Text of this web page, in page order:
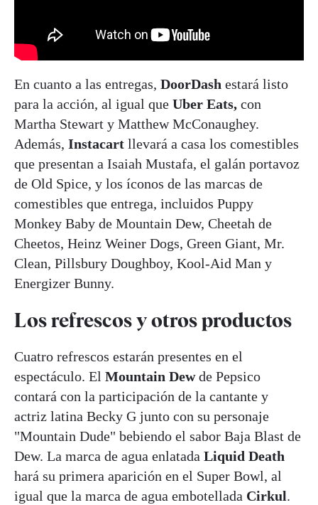
En cuanto a las entregas, DoorDash estará listo
para la acción, al igual que Uber Eats, con
Martha Stewart y Matthew McConaughey.
Además, Instacart llevará a casa los comestibles
que presentan a Isaiah Mustafa, el galán portavoz
de Old Spice, y los íconos de las marcas de
comestibles que entrega, incluidos Puppy
Monkey Baby de Mountain Dew, Cheetah de
Cheetos, Heinz Weiner Dogs, Green Giant, Mr.
Clean, Pillsbury Doughboy, Kool-Aid Man y
Energizer Bunny.
Los refrescos y otros productos
Cuatro refrescos estarán presentes en el
espectáculo. El Mountain Dewde Pepsico
contará con la participación de la cantante y
actriz latina Becky G junto con su personaje
"Mountain Dude" bebiendo el sabor Baja Blast de
Dew. La marca de agua enlatada Liquid Death
hará su primera aparición en el Super Bowl, al
igual que la marca de agua embotellada Cirkul.